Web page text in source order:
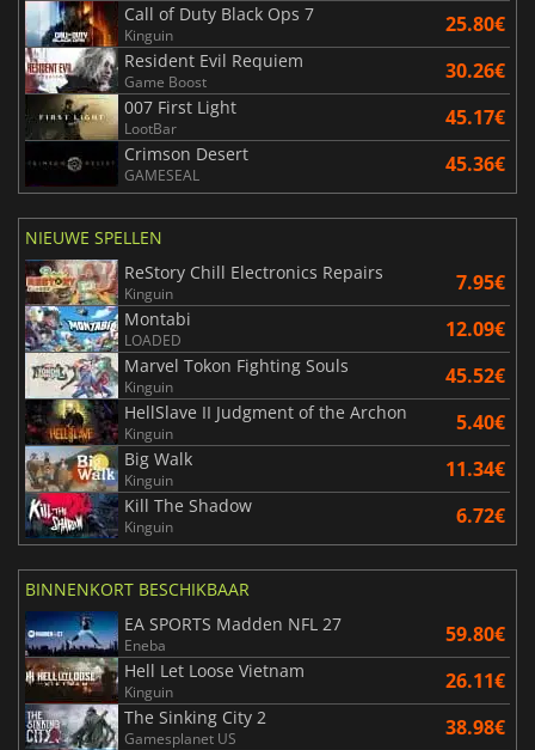
Call of Duty Black Ops 7
Kinguin 25.80€
Resident Evil Requiem
Game Boost 30.26€
007 First Light
LootBar 45.17€
Crimson Desert
GAMESEAL 45.36€
NIEUWE SPELLEN
ReStory Chill Electronics Repairs
Kinguin 7.95€
Montabi
LOADED 12.09€
Marvel Tokon Fighting Souls
Kinguin 45.52€
HellSlave II Judgment of the Archon
Kinguin 5.40€
Big Walk
Kinguin 11.34€
Kill The Shadow
Kinguin 6.72€
BINNENKORT BESCHIKBAAR
EA SPORTS Madden NFL 27
Eneba 59.80€
Hell Let Loose Vietnam
Kinguin 26.11€
The Sinking City 2
Gamesplanet US 38.98€